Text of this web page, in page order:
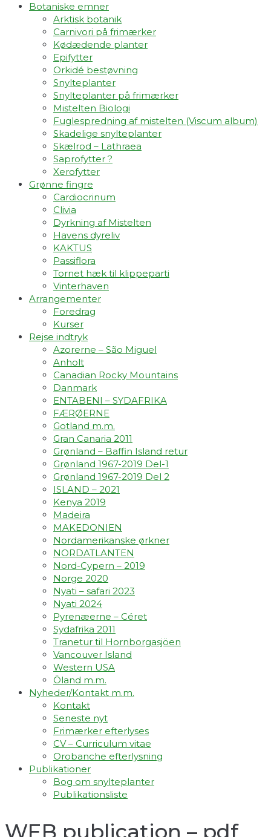
Botaniske emner
Arktisk botanik
Carnivori på frimærker
Kødædende planter
Epifytter
Orkidé bestøvning
Snylteplanter
Snylteplanter på frimærker
Mistelten Biologi
Fuglespredning af mistelten (Viscum album)​
Skadelige snylteplanter
Skælrod – Lathraea
Saprofytter ?
Xerofytter
Grønne fingre
Cardiocrinum
Clivia
Dyrkning af Mistelten
Havens dyreliv
KAKTUS
Passiflora
Tornet hæk til klippeparti
Vinterhaven
Arrangementer
Foredrag
Kurser
Rejse indtryk
Azorerne – São Miguel
Anholt
Canadian Rocky Mountains
Danmark
ENTABENI – SYDAFRIKA
FÆRØERNE
Gotland m.m.
Gran Canaria 2011
Grønland – Baffin Island retur
Grønland 1967-2019 Del-1
Grønland 1967-2019 Del 2
ISLAND – 2021
Kenya 2019
Madeira
MAKEDONIEN
Nordamerikanske ørkner
NORDATLANTEN
Nord-Cypern – 2019
Norge 2020
Nyati – safari 2023
Nyati 2024
Pyrenæerne – Céret
Sydafrika 2011
Tranetur til Hornborgasjöen
Vancouver Island
Western USA
Öland m.m.
Nyheder/Kontakt m.m.
Kontakt
Seneste nyt
Frimærker efterlyses
CV – Curriculum vitae
Orobanche efterlysning
Publikationer
Bog om snylteplanter
Publikationsliste
WEB publication – pdf